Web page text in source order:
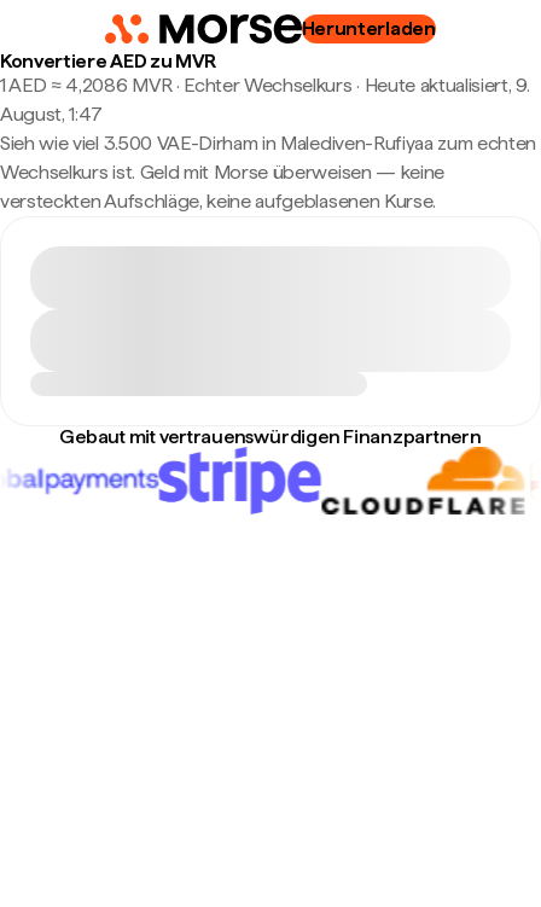
Herunterladen
Konvertiere AED zu MVR
1 AED ≈ 4,2086 MVR · Echter Wechselkurs · Heute aktualisiert, 9.
August, 1:47
Sieh wie viel 3.500 VAE-Dirham in Malediven-Rufiyaa zum echten
Wechselkurs ist. Geld mit Morse überweisen — keine
versteckten Aufschläge, keine aufgeblasenen Kurse.
Gebaut mit vertrauenswürdigen Finanzpartnern